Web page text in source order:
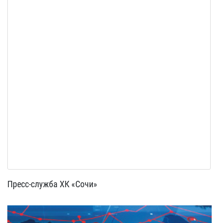
Пресс-служба ХК «Сочи»